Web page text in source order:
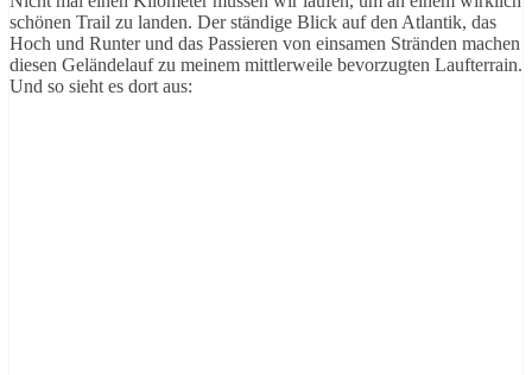
schönen Trail zu landen. Der ständige Blick auf den Atlantik, das
Hoch und Runter und das Passieren von einsamen Stränden machen
diesen Geländelauf zu meinem mittlerweile bevorzugten Laufterrain.
Und so sieht es dort aus: